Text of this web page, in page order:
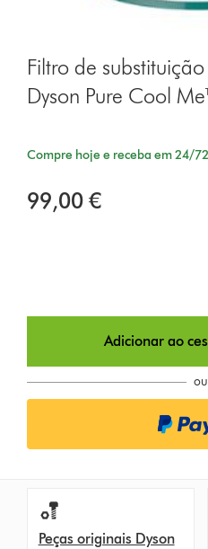
Filtro de
Dyson Pure Cool
Compre hoje e receba em 24/
99,00 €
Adicionar ao
ou
Peças originais Dyson